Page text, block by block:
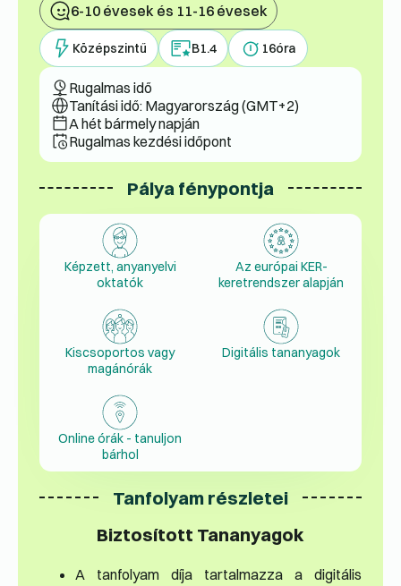
6-10 évesek és 11-16 évesek
Középszintű B1.4 16óra
Rugalmas idő
Tanítási idő: Magyarország (GMT+2)
A hét bármely napján
Rugalmas kezdési időpont
Pálya fénypontja
Képzett, anyanyelvi
oktatók
Az európai KER-
keretrendszer alapján
Kiscsoportos vagy
magánórák
Digitális tananyagok
Online órák - tanuljon
bárhol
Tanfolyam részletei
Biztosított Tananyagok
A tanfolyam díja tartalmazza a digitális